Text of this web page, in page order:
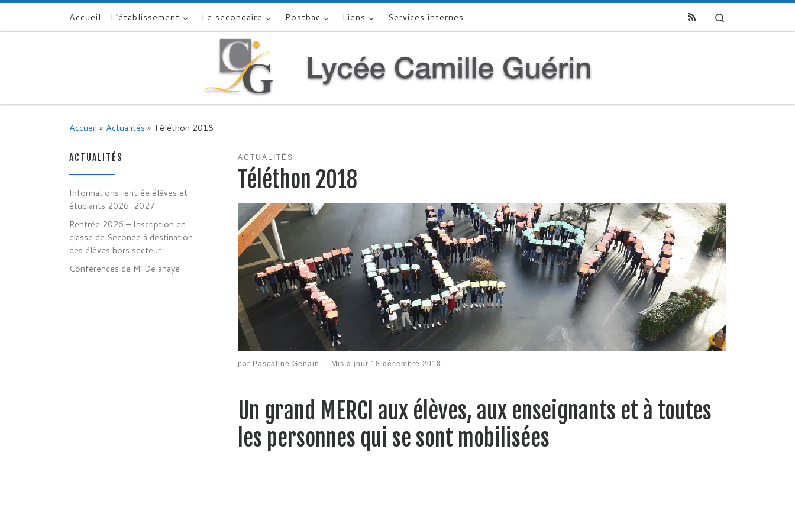
Skip to contentAccueil L’établissement Le secondaire Postbac Liens Services internes
Accueil » Actualités » Téléthon 2018
ACTUALITÉS
Téléthon 2018
par Pascaline Genain Mis à jour 18 décembre 2018
Un grand MERCI aux élèves, aux enseignants et à toutes
les personnes qui se sont mobilisées
ACTUALITÉS
Informations rentrée élèves et
étudiants 2026-2027
Rentrée 2026 – Inscription en
classe de Seconde à destination
des élèves hors secteur
Conférences de M. Delahaye